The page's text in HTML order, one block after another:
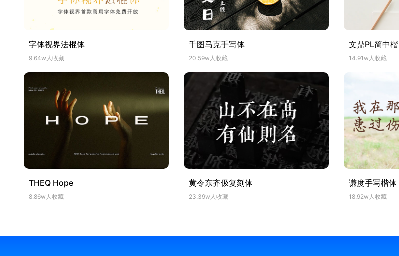
字体视界法棍体
9.64w人收藏
千图马克手写体
20.59w人收藏
文鼎PL简中楷
14.91w人收藏
THEQ Hope
8.86w人收藏
黄令东齐伋复刻体
23.39w人收藏
谦度手写楷体
18.92w人收藏